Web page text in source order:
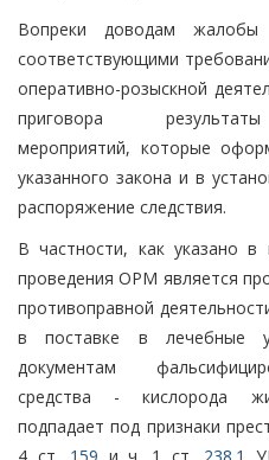
Вопреки доводам жалобы
соответствующими
оперативно-розыскной
приговора
мероприятий, которые
указанного закона и в
распоряжение следствия.
В частности, как указано в
проведения ОРМ является
противоправной
в поставке в лечебные
документам
средства - кислорода
подпадает под признаки